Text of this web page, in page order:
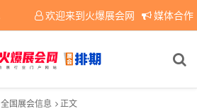
欢迎来到火爆展会网 媒体合作
全国展会信息 正文